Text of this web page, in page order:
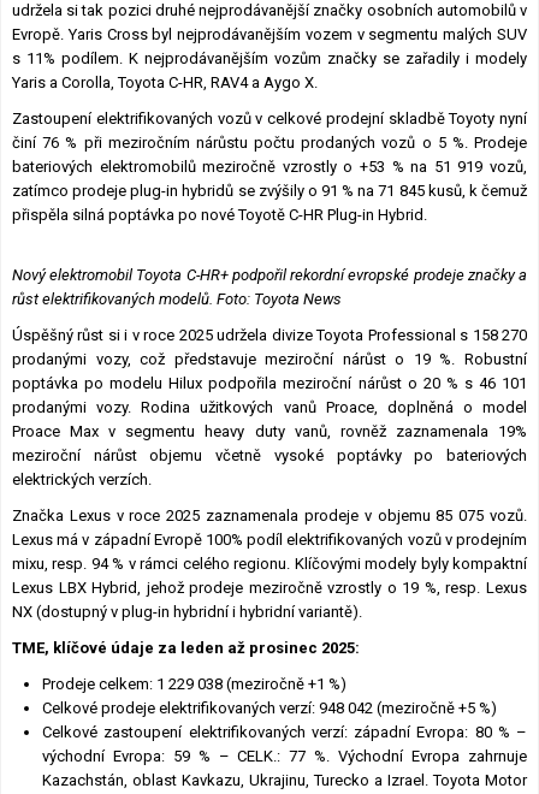
udržela si tak pozici druhé nejprodávanější značky osobních automobilů v
Evropě. Yaris Cross byl nejprodávanějším vozem v segmentu malých SUV
s 11% podílem. K nejprodávanějším vozům značky se zařadily i modely
Yaris a Corolla, Toyota C-HR, RAV4 a Aygo X.
Zastoupení elektrifikovaných vozů v celkové prodejní skladbě Toyoty nyní
činí 76 % při meziročním nárůstu počtu prodaných vozů o 5 %. Prodeje
bateriových elektromobilů meziročně vzrostly o +53 % na 51 919 vozů,
zatímco prodeje plug-in hybridů se zvýšily o 91 % na 71 845 kusů, k čemuž
přispěla silná poptávka po nové Toyotě C-HR Plug-in Hybrid.
Nový elektromobil Toyota C-HR+ podpořil rekordní evropské prodeje značky a
růst elektrifikovaných modelů. Foto: Toyota News
Úspěšný růst si i v roce 2025 udržela divize Toyota Professional s 158 270
prodanými vozy, což představuje meziroční nárůst o 19 %. Robustní
poptávka po modelu Hilux podpořila meziroční nárůst o 20 % s 46 101
prodanými vozy. Rodina užitkových vanů Proace, doplněná o model
Proace Max v segmentu heavy duty vanů, rovněž zaznamenala 19%
meziroční nárůst objemu včetně vysoké poptávky po bateriových
elektrických verzích.
Značka Lexus v roce 2025 zaznamenala prodeje v objemu 85 075 vozů.
Lexus má v západní Evropě 100% podíl elektrifikovaných vozů v prodejním
mixu, resp. 94 % v rámci celého regionu. Klíčovými modely byly kompaktní
Lexus LBX Hybrid, jehož prodeje meziročně vzrostly o 19 %, resp. Lexus
NX (dostupný v plug-in hybridní i hybridní variantě).
TME, klíčové údaje za leden až prosinec 2025:
Prodeje celkem: 1 229 038 (meziročně +1 %)
Celkové prodeje elektrifikovaných verzí: 948 042 (meziročně +5 %)
Celkové zastoupení elektrifikovaných verzí: západní Evropa: 80 % –
východní Evropa: 59 % – CELK.: 77 %. Východní Evropa zahrnuje
Kazachstán, oblast Kavkazu, Ukrajinu, Turecko a Izrael. Toyota Motor